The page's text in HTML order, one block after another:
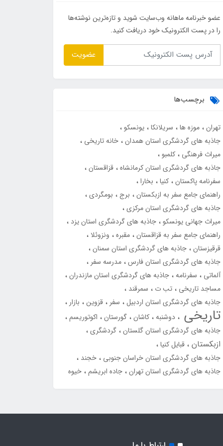
عضو خبرنامه ماهانه وب‌سایت شوید و تازه‌ترین نوشته‌ها
را در پست الکترونیک خود دریافت کنید.
عضویت
برچسب‌ها
تهران موزه ها سریلانکا یونسکو
جاذبه های گردشگری استان همدان خانه تاریخی
میراث فرهنگی کلمبو
جاذبه های گردشگری استان کرمانشاه قزاقستان
سفرنامه پاکستان کنیا بخارا
راهنمای جامع سفر به ازبکستان برج بومگردی
جاذبه های گردشگری استان مرکزی
میراث جهانی یونسکو جاذبه های گردشگری استان یزد
راهنمای جامع سفر به قزاقستان مقبره ونزوئلا
قرقیزستان جاذبه های گردشگری استان سمنان
جاذبه های گردشگری استان فارس مدرسه سفر
آلماتی سفرنامه جاذبه های گردشگری استان مازندران
مساجد تاریخی تب ت سمرقند
جاذبه های گردشگری استان اردبیل سفر قزوین بازار
تاریخی دوشنبه کاشان گورستان اکوتوریسم
جاذبه های گردشگری استان گلستان گردشگری
ازبکستان قبایل کنیا
جاذبه های گردشگری استان خراسان جنوبی خجند
جاذبه های گردشگری استان تهران جاده ابریشم خیوه